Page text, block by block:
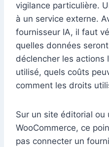
vigilance particulière.
à un service externe.
fournisseur IA, il faut
quelles données
déclencher les actions
utilisé, quels coûts
comment les droits
Sur un site éditorial ou
WooCommerce, ce
pas connecter un